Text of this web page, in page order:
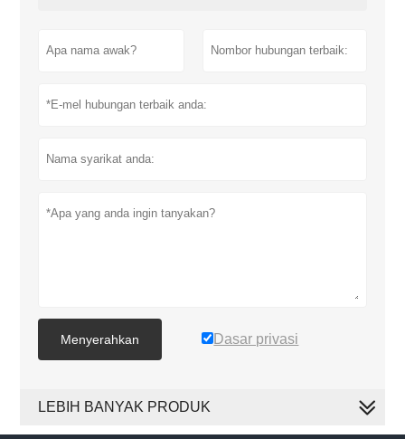
Menyerahkan Dasar privasi
LEBIH BANYAK PRODUK